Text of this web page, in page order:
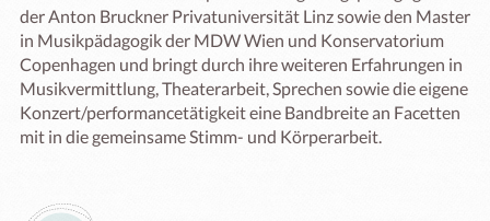
der Anton Bruckner Privatuniversität Linz sowie den Master
in Musikpädagogik der MDW Wien und Konservatorium
Copenhagen und bringt durch ihre weiteren Erfahrungen in
Musikvermittlung, Theaterarbeit, Sprechen sowie die eigene
Konzert/performancetätigkeit eine Bandbreite an Facetten
mit in die gemeinsame Stimm- und Körperarbeit.